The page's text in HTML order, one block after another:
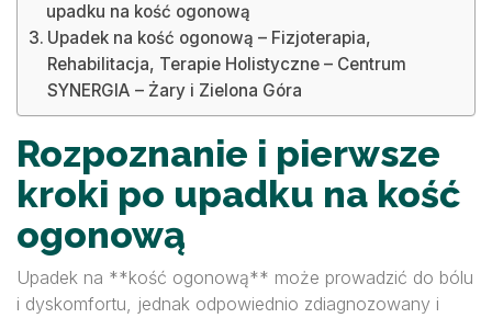
upadku na kość ogonową
Upadek na kość ogonową – Fizjoterapia,
Rehabilitacja, Terapie Holistyczne – Centrum
SYNERGIA – Żary i Zielona Góra
Rozpoznanie i pierwsze
kroki po upadku na kość
ogonową
Upadek na **kość ogonową** może prowadzić do bólu
i dyskomfortu, jednak odpowiednio zdiagnozowany i